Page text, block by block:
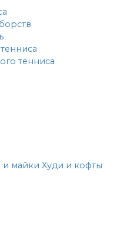
тенниса
и майки Худи и кофты